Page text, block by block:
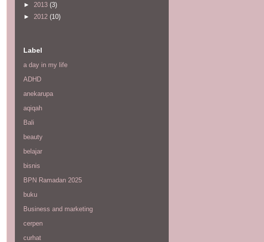
► 2013 (3)
► 2012 (10)
Label
a day in my life
ADHD
anekarupa
aqiqah
Bali
beauty
belajar
bisnis
BPN Ramadan 2025
buku
Business and marketing
cerpen
curhat